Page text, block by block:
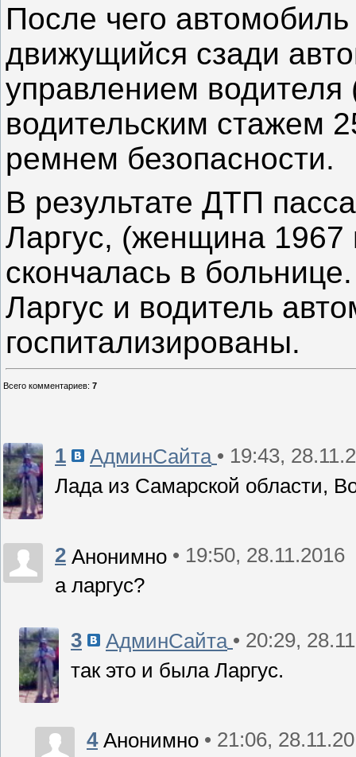
После чего
движущийся сзади
управлением
водительским стажем
ремнем безопасности.
В результате ДТП
Ларгус, (женщина 1967
скончалась в
Ларгус и водитель
госпитализированы.
Всего комментариев: 7
1 АдминСайта • 19:43,
Лада из Самарской области,
2 Анонимно • 19:50, 28.11.2016
а ларгус?
3 АдминСайта • 20:29,
так это и была Ларгус.
4 Анонимно • 21:06,